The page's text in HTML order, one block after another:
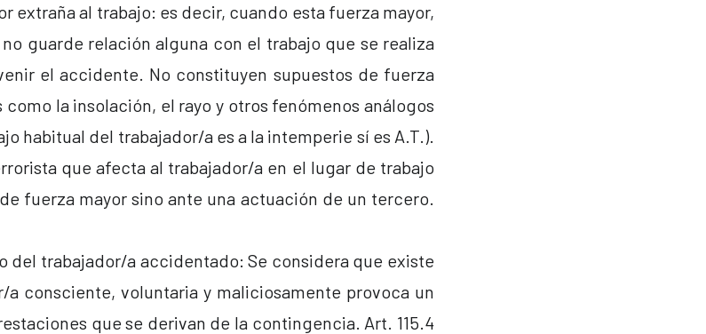
extraña al trabajo: es decir, cuando esta fuerza mayor,
guarde relación alguna con el trabajo que se realiza
el accidente. No constituyen supuestos de fuerza
la insolación, el rayo y otros fenómenos análogos
habitual del trabajador/a es a la intemperie sí es A.T.).
que afecta al trabajador/a en el lugar de trabajo
fuerza mayor sino ante una actuación de un tercero.
del trabajador/a accidentado: Se considera que existe
consciente, voluntaria y maliciosamente provoca un
que se derivan de la contingencia. Art. 115.4